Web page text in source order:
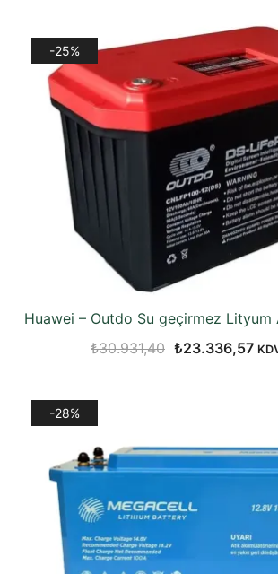
₺10.378,63.
-25%
Huawei – Outdo Su geçirmez Lityum
₺30.931,40 Orijinal
₺23.336,57Şu
-28%